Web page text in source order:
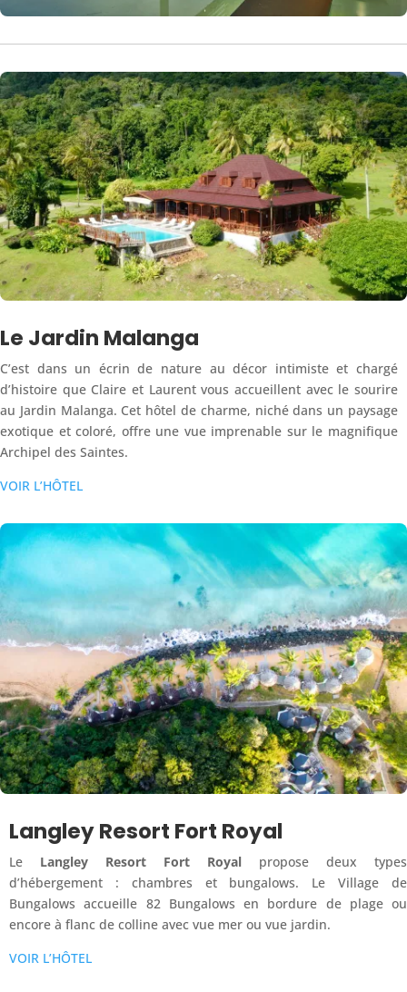
Le Jardin Malanga
C’est dans un écrin de nature au décor intimiste et chargé
d’histoire que Claire et Laurent vous accueillent avec le sourire
au Jardin Malanga. Cet hôtel de charme, niché dans un paysage
exotique et coloré, offre une vue imprenable sur le magnifique
Archipel des Saintes.
VOIR L’HÔTEL
Langley Resort Fort Royal
Le Langley Resort Fort Royal propose deux types
d’hébergement : chambres et bungalows. Le Village de
Bungalows accueille 82 Bungalows en bordure de plage ou
encore à flanc de colline avec vue mer ou vue jardin.
VOIR L’HÔTEL